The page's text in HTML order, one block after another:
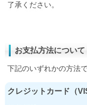
了承ください。
お支払方法について
下記のいずれかの方法
クレジットカード（